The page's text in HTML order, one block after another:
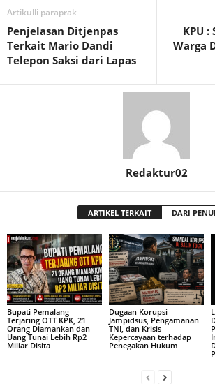
Artikulli paraprak
Penjelasan Ditjenpas
Terkait Mario Dandi
Telepon Saksi dari Lapas
KPU :
Warga
Redaktur02
ARTIKEL TERKAIT DARI
Bupati Pemalang
Terjaring OTT KPK, 21
Orang Diamankan dan
Uang Tunai Lebih Rp2
Miliar Disita
Dugaan Korupsi
Jampidsus, Pengamanan
TNI, dan Krisis
Kepercayaan terhadap
Penegakan Hukum